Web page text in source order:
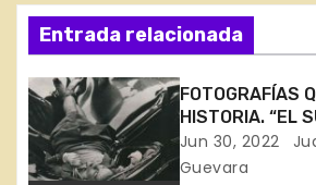
v
e
g
a
Entrada relacionada
FOTOGRAFÍAS
HISTORIA. “EL
HERMOSO”
suicide”), de
Jun 30, 2022
Guevara